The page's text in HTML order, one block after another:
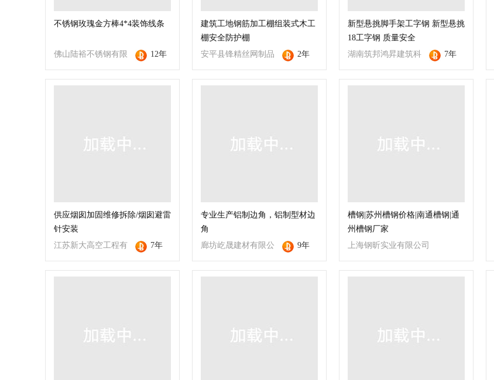
不锈钢玫瑰金方棒4*4装饰线条
佛山陆裕不锈钢有限
公司
12年
建筑工地钢筋加工棚组装式木工
棚安全防护棚
安平县锋精丝网制品
有限公司福州分公司
2年
新型悬挑脚手架工字钢 新型悬挑
18工字钢 质量安全
湖南筑邦鸿昇建筑科
技有限公司
7年
供应烟囱加固维修拆除/烟囱避雷
针安装
江苏新大高空工程有
限公司
7年
专业生产铝制边角，铝制型材边
角
廊坊屹晟建材有限公
司
9年
槽钢|苏州槽钢价格|南通槽钢|通
州槽钢厂家
上海钢昕实业有限公司